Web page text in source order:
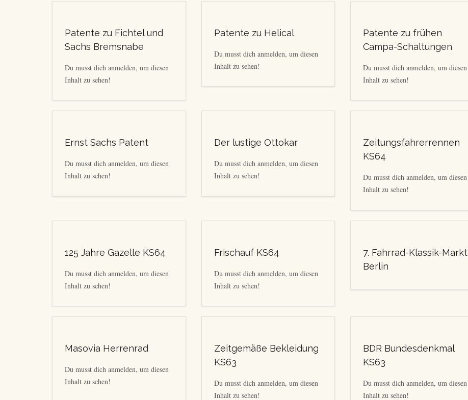
Patente zu Fichtel und
Sachs Bremsnabe
Du musst dich anmelden, um diesen
Inhalt zu sehen!
Patente zu Helical
Du musst dich anmelden, um diesen
Inhalt zu sehen!
Patente zu frühen
Campa-Schaltungen
Du musst dich anmelden, um diesen
Inhalt zu sehen!
Ernst Sachs Patent
Du musst dich anmelden, um diesen
Inhalt zu sehen!
Der lustige Ottokar
Du musst dich anmelden, um diesen
Inhalt zu sehen!
Zeitungsfahrerrennen
KS64
Du musst dich anmelden, um diesen
Inhalt zu sehen!
125 Jahre Gazelle KS64
Du musst dich anmelden, um diesen
Inhalt zu sehen!
Frischauf KS64
Du musst dich anmelden, um diesen
Inhalt zu sehen!
7. Fahrrad-Klassik-Markt
Berlin
Masovia Herrenrad
Du musst dich anmelden, um diesen
Inhalt zu sehen!
Zeitgemäße Bekleidung
KS63
Du musst dich anmelden, um diesen
Inhalt zu sehen!
BDR Bundesdenkmal
KS63
Du musst dich anmelden, um diesen
Inhalt zu sehen!